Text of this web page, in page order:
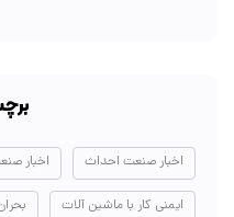
اخبار صنعت احداث اخبار
ایمنی کار با ماشین آلات